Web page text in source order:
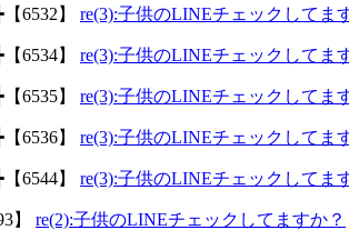
┣【6532】 re(3):子供のLINEチェックしてま
┣【6534】 re(3):子供のLINEチェックしてま
┣【6535】 re(3):子供のLINEチェックしてま
┣【6536】 re(3):子供のLINEチェックしてま
┣【6544】 re(3):子供のLINEチェックしてま
】 re(2):子供のLINEチェックしてますか？